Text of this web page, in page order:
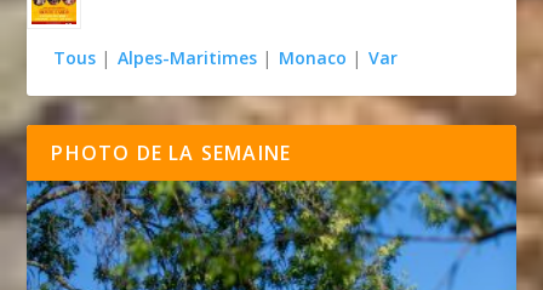
Tous | Alpes-Maritimes | Monaco | Var
PHOTO DE LA SEMAINE